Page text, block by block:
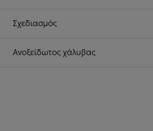
Σχεδιασμός
Ανοξείδωτος χάλυβας